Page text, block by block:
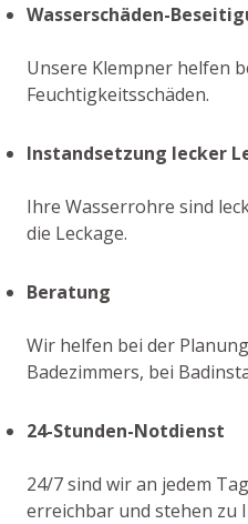
Wasserschäden-
Unsere Klempner helfen
Feuchtigkeitsschäden.
Instandsetzung lecker
Ihre Wasserrohre sind
die Leckage.
Beratung
Wir helfen bei der
Badezimmers, bei
24-Stunden-Notdienst
24/7 sind wir an jedem
erreichbar und stehen zu